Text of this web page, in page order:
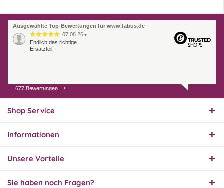
Ausgewählte Top-Bewertungen für www.fabus.de
07.08.26 ▼
Endlich das richtige
Ersatzteil
01.08.26
Innerhalb 2 Tagen Ware
Super schnelle Lieferung,
Produkt und Preis
677 Bewertungen
Shop Service
Informationen
Unsere Vorteile
Sie haben noch Fragen?